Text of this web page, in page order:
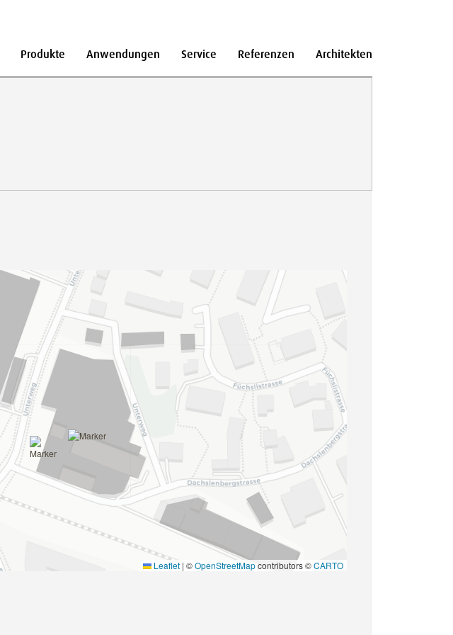
Produkte Anwendungen Service Referenzen Architekten
Leaflet | ©OpenStreetMapcontributors ©CARTO